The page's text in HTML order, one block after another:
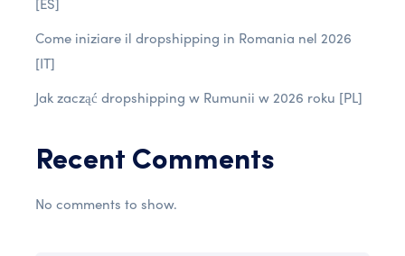
Come iniziare il dropshipping in Romania nel 2026
[IT]
Jak zacząć dropshipping w Rumunii w 2026 roku [PL]
Recent Comments
No comments to show.